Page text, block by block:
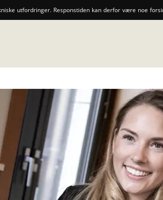
utfordringer. Responstiden kan derfor være noe